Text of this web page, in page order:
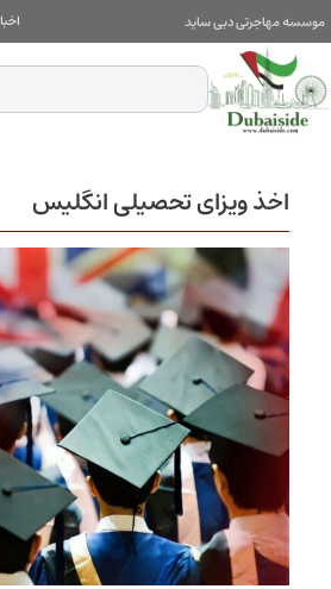
موسسه مهاجرتی دبی ساید
اخذ ویزای تحصیلی انگلیس